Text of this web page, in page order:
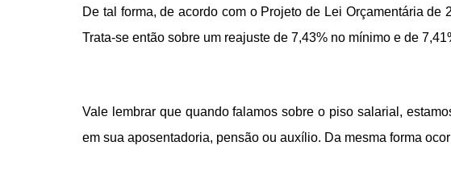
De tal forma, de acordo com o Projeto de Lei Orçamentária
Trata-se então sobre um reajuste de 7,43% no mínimo e de
Vale lembrar que quando falamos sobre o piso salarial,
em sua aposentadoria, pensão ou auxílio. Da mesma forma